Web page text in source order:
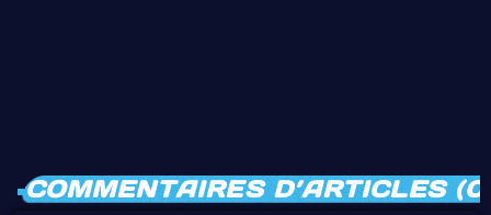
COMMENTAIRES D’ARTICLES